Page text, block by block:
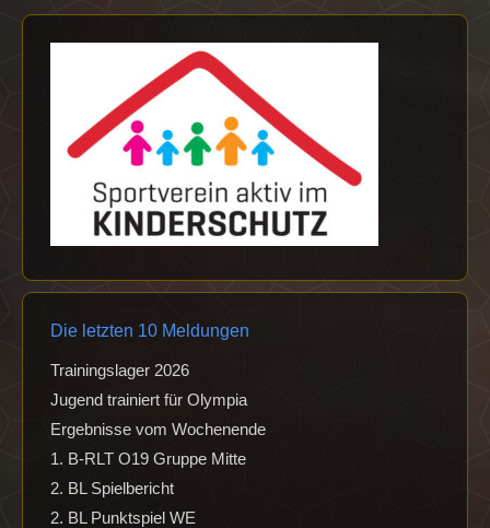
Die letzten 10 Meldungen
Trainingslager 2026
Jugend trainiert für Olympia
Ergebnisse vom Wochenende
1. B-RLT O19 Gruppe Mitte
2. BL Spielbericht
2. BL Punktspiel WE